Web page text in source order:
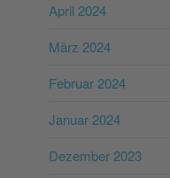
April 2024
März 2024
Februar 2024
Januar 2024
Dezember 2023